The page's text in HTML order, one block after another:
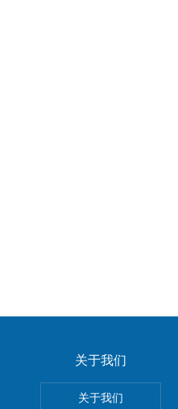
关于我们
关于我们